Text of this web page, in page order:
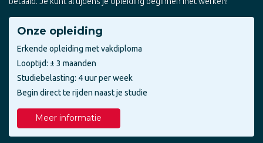
Onze opleiding
Erkende opleiding met vakdiploma
Looptijd: ± 3 maanden
Studiebelasting: 4 uur per week
Begin direct te rijden naast je studie
Meer informatie